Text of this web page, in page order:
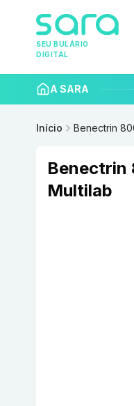
SEU BULÁRIO
DIGITAL
A SARA
Início Benectrin
Benectrin
Multilab